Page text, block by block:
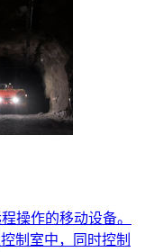
操作的移动设备。
制室中，同时控制